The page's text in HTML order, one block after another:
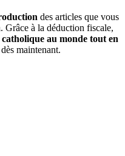
des articles que vous
Grâce à la déduction fiscale,
au monde tout en
maintenant.